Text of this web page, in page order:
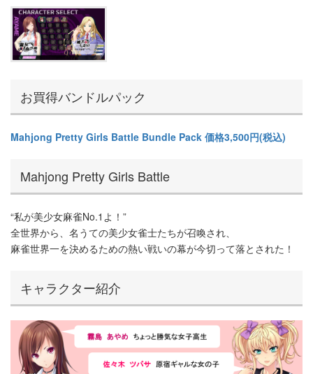
お買得バンドルパック
Mahjong Pretty Girls Battle Bundle Pack 価格3,500円(税込)
Mahjong Pretty Girls Battle
“私が美少女麻雀No.1よ！”
全世界から、名うての美少女雀士たちが召喚され、
麻雀世界一を決めるための熱い戦いの幕が今切って落とされた！
キャラクター紹介